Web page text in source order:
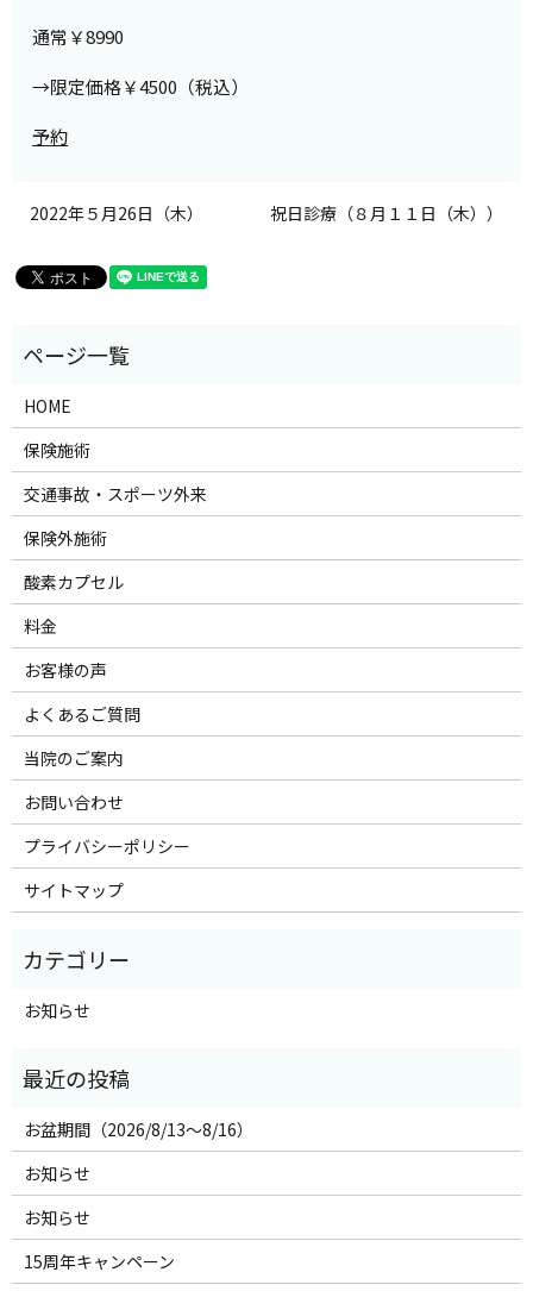
通常￥8990
→限定価格￥4500（税込）
予約
2022年５月26日（木） 祝日診療（８月１１日（木））
HOME
保険施術
交通事故・スポーツ外来
保険外施術
酸素カプセル
料金
お客様の声
よくあるご質問
当院のご案内
お問い合わせ
プライバシーポリシー
サイトマップ
お知らせ
お盆期間（2026/8/13～8/16）
お知らせ
お知らせ
15周年キャンペーン